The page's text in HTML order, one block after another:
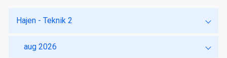
Hajen - Teknik 2
aug 2026